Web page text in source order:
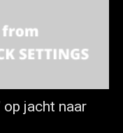
op jacht naar